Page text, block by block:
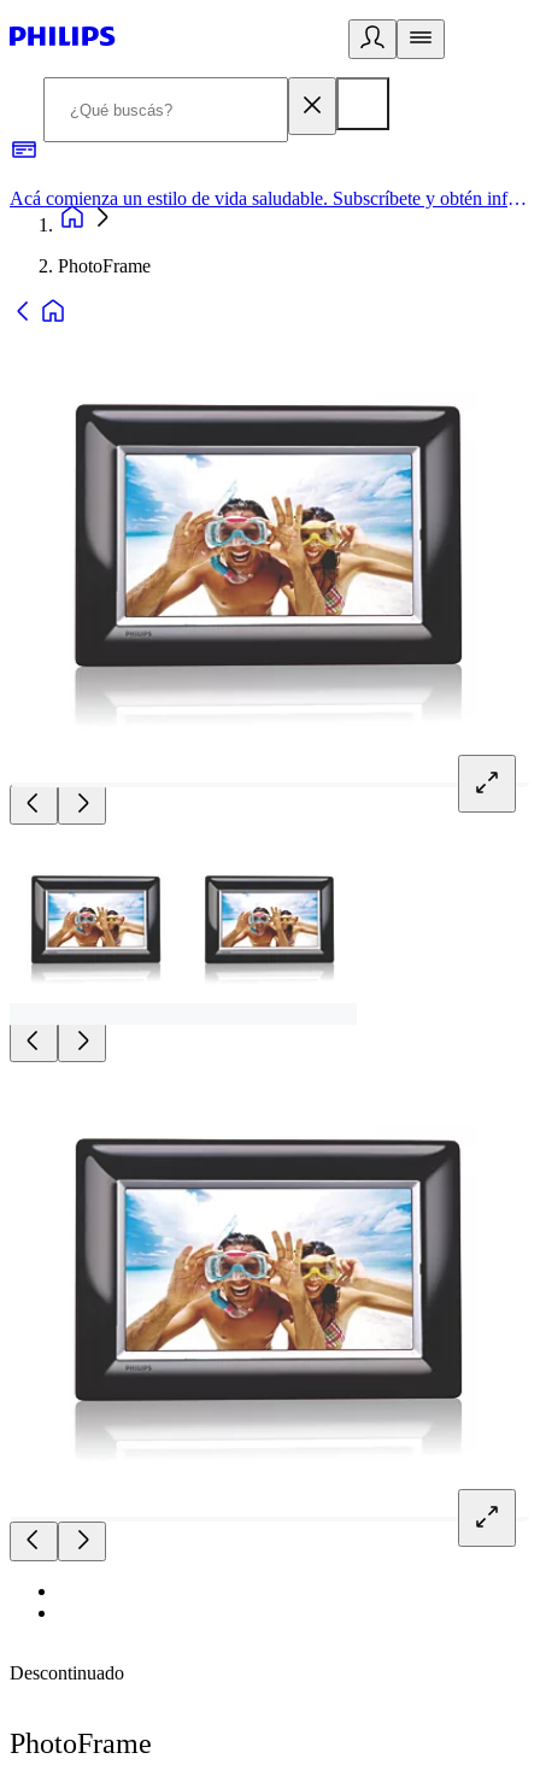
Acá comienza un estilo de vida saludable. Subscríbete y obtén información de primera mano
PhotoFrame
Descontinuado
PhotoFrame